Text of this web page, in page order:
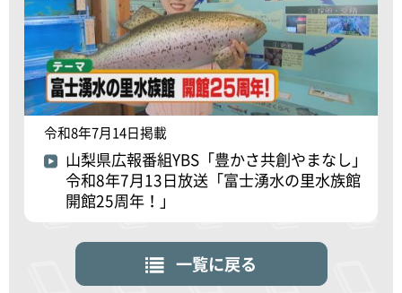
令和8年7月14日掲載
山梨県広報番組YBS「豊かさ共創やまなし」
令和8年7月13日放送「富士湧水の里水族館
開館25周年！」
一覧に戻る